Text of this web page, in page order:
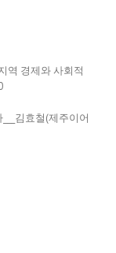
역 경제와 사회적
김효철(제주이어